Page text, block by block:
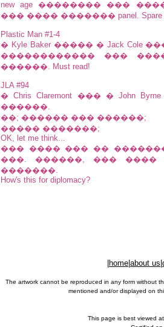
new age �������� ���
��� ���� ������� panel. Spare
Plastic Man #1-4
� Kyle Baker ����� � Jack
������������ ���
������. Must read!
JLA #94
� Chris Claremont ��� �
������.
��; ������ ��� ������;
����� �������;
OK, let me think...
��� ���� ��� ��
���. ������, ���
�������.
How's this for diplomacy?
home about us
The artwork cannot be reproduced in any form without
mentioned and/or displayed on
This page is best viewed